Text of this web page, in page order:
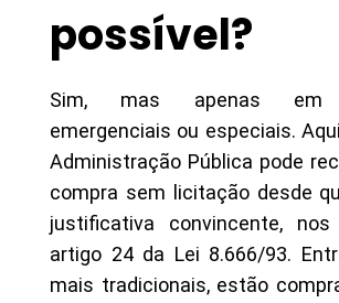
possível?
Sim, mas apenas em
emergenciais ou especiais.
Administração Pública pode
compra sem licitação desde
justificativa convincente,
artigo 24 da Lei 8.666/93.
mais tradicionais, estão